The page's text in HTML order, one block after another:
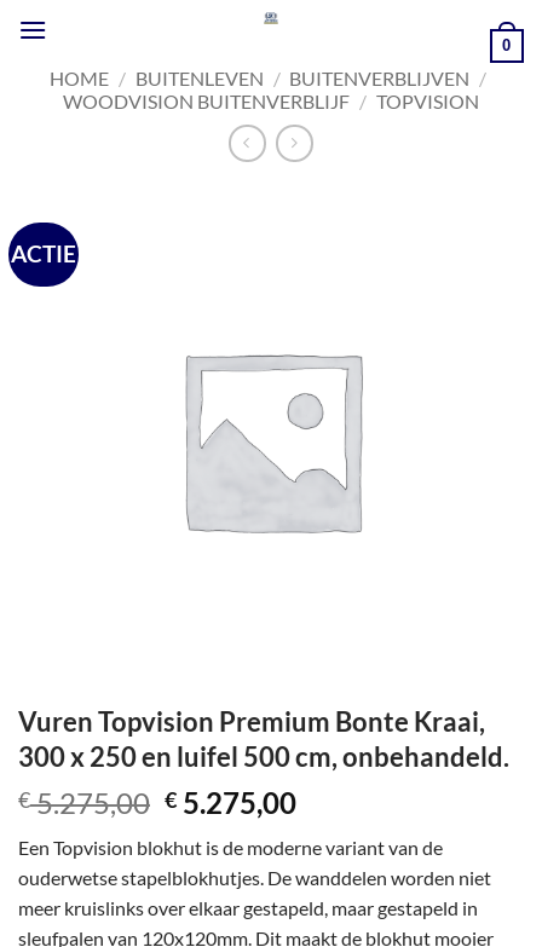
naar
inhoud
0
HOME / BUITENLEVEN / BUITENVERBLIJVEN /
WOODVISION BUITENVERBLIJF / TOPVISION
ACTIE
Vuren Topvision Premium Bonte Kraai,
300 x 250 en luifel 500 cm, onbehandeld.
€5.275,00 Oorspronkelijke
was:
€ 5.275,00.
€ 5.275,00Huidige
is:
€ 5.275,00.
Een Topvision blokhut is de moderne variant van de
ouderwetse stapelblokhutjes. De wanddelen worden niet
meer kruislinks over elkaar gestapeld, maar gestapeld in
sleufpalen van 120x120mm. Dit maakt de blokhut mooier